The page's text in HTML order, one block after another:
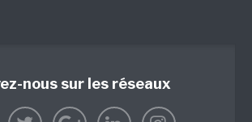
nous sur les réseaux